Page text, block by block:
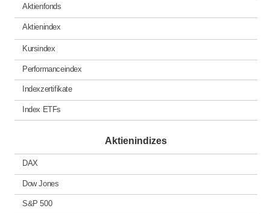
Aktienfonds
Aktienindex
Kursindex
Performanceindex
Indexzertifikate
Index ETFs
Aktienindizes
DAX
Dow Jones
S&P 500